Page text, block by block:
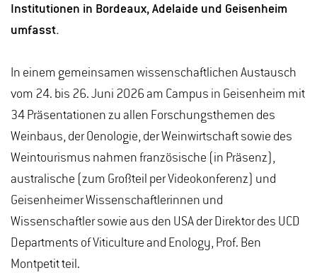
Institutionen in Bordeaux, Adelaide und Geisenheim
umfasst.
In einem gemeinsamen wissenschaftlichen Austausch
vom 24. bis 26. Juni 2026 am Campus in Geisenheim mit
34 Präsentationen zu allen Forschungsthemen des
Weinbaus, der Oenologie, der Weinwirtschaft sowie des
Weintourismus nahmen französische (in Präsenz),
australische (zum Großteil per Videokonferenz) und
Geisenheimer Wissenschaftlerinnen und
Wissenschaftler sowie aus den USA der Direktor des UCD
Departments of Viticulture and Enology, Prof. Ben
Montpetit teil.